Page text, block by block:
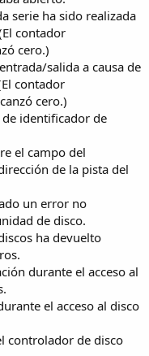
serie ha sido realizada
contador
cero.)
salida a causa de
contador
cero.)
identificador de
el campo del
de la pista del
un error no
de disco.
ha devuelto
durante el acceso al
el acceso al disco
controlador de disco